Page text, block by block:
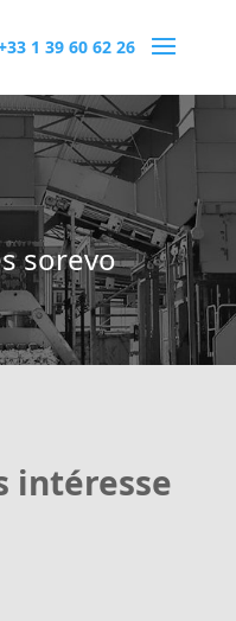
1 39 60 62 26
sorevo
intéresse